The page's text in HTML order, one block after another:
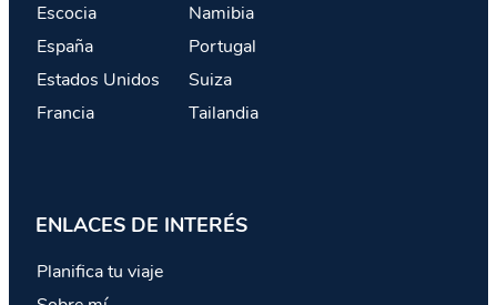
Escocia
España
Estados Unidos
Francia
Namibia
Portugal
Suiza
Tailandia
ENLACES DE INTERÉS
Planifica tu viaje